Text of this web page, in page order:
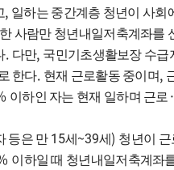
, 일하는 중간계층 청년이 사회
사람만 청년내일저축계좌를
. 다만, 국민기초생활보장 수급
한다. 현재 근로활동 중이며,
이하인 자는 현재 일하며 근로 ·
등은 만 15세~39세 ) 청년이 근
이하일 때 청년내일저축계좌